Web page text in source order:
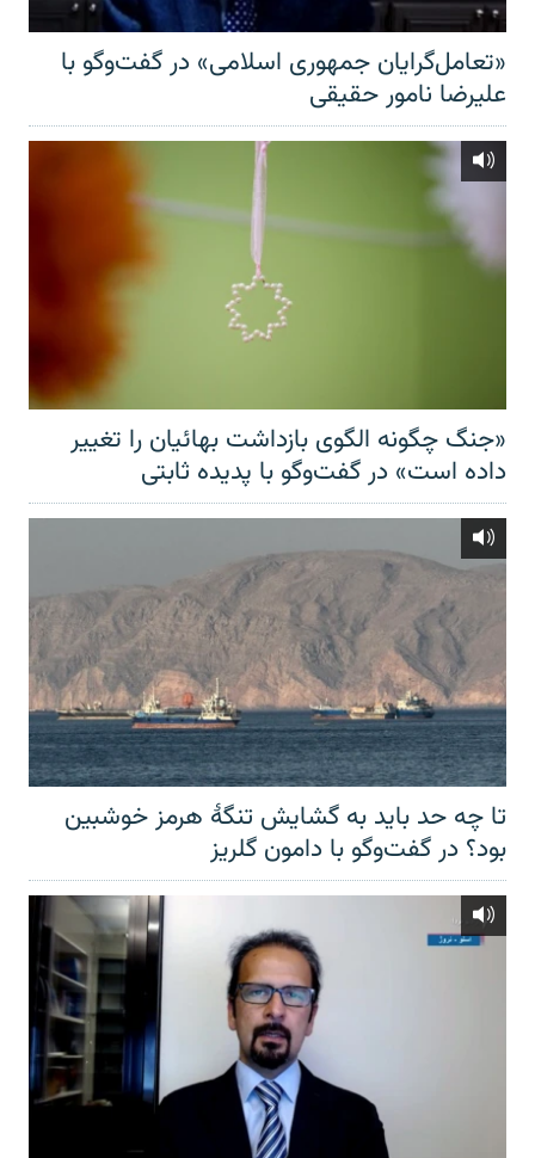
«تعامل‌گرایان جمهوری اسلامی» در گفت‌وگو با
علیرضا نامور حقیقی
«جنگ چگونه الگوی بازداشت بهائیان را تغییر
داده است» در گفت‌وگو با پدیده ثابتی
تا چه حد باید به گشایش تنگهٔ هرمز خوشبین
بود؟ در گفت‌وگو با دامون گلریز